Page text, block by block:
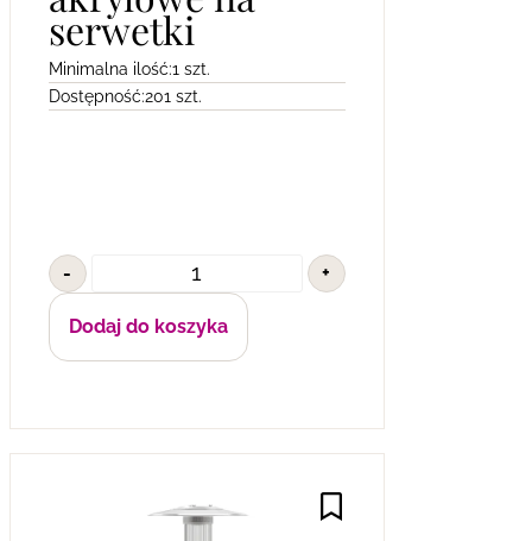
serwetki
Minimalna ilość:1 szt.
Dostępność:201 szt.
- +
Dodaj do koszyka